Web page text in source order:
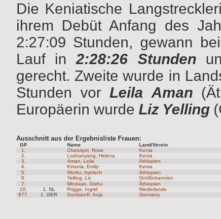
Die Keniatische
ihrem Debüt Anfang des
2:27:09 Stunden, gewann
Lauf in2:28:26 Stunden
gerecht. Zweite wurde in
Stunden vorLeila Aman
Europäerin wurde Liz Yelling
Ausschnitt aus der Ergebnisliste Frauen:
GP Name
Land/Verein
1.
Cheruiyot, Rose
Kenia
2.
Loshanyang, Helena
Kenia
3.
Aman, Leila
Äthiopien
4.
Kimuria, Emily
Kenia
5.
Worku, Ayelech
Äthiopien
6.
Yelling, Liz
Großbritannien
7.
Mindaye, Gishu
Äthiopien
10.
1. NL Prigge, Ingrid
Niederlande
877.
1. GER Suckstorff, Anja Germany